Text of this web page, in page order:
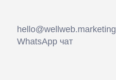
hello@wellweb.marketing
WhatsApp чат